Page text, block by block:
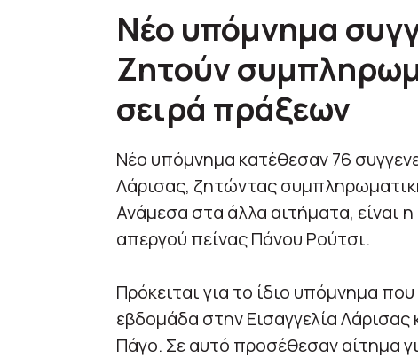
Νέο υπόμνημα
Ζητούν
σειρά πράξεων
Νέο υπόμνημα κατέθεσαν 76
Λάρισας, ζητώντας
Ανάμεσα στα άλλα αιτήματα, είναι
απεργού πείνας Πάνου Ρούτσι.
Πρόκειται για το ίδιο υπόμνημα
εβδομάδα στην Εισαγγελία
Πάγο. Σε αυτό προσέθεσαν αίτημα